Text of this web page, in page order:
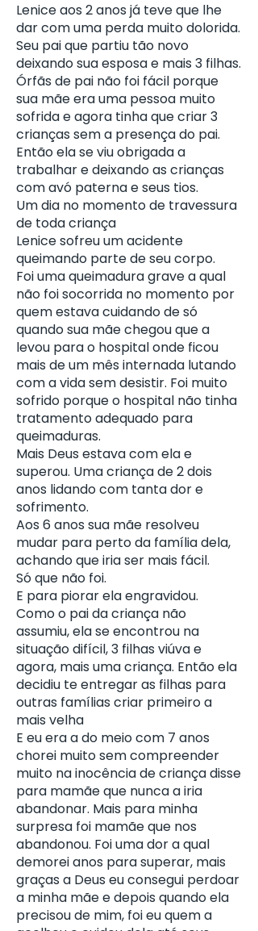
Lenice aos 2 anos já teve que lhe
dar com uma perda muito dolorida.
Seu pai que partiu tão novo
deixando sua esposa e mais 3 filhas.
Órfãs de pai não foi fácil porque
sua mãe era uma pessoa muito
sofrida e agora tinha que criar 3
crianças sem a presença do pai.
Então ela se viu obrigada a
trabalhar e deixando as crianças
com avó paterna e seus tios.
Um dia no momento de travessura
de toda criança
Lenice sofreu um acidente
queimando parte de seu corpo.
Foi uma queimadura grave a qual
não foi socorrida no momento por
quem estava cuidando de só
quando sua mãe chegou que a
levou para o hospital onde ficou
mais de um mês internada lutando
com a vida sem desistir. Foi muito
sofrido porque o hospital não tinha
tratamento adequado para
queimaduras.
Mais Deus estava com ela e
superou. Uma criança de 2 dois
anos lidando com tanta dor e
sofrimento.
Aos 6 anos sua mãe resolveu
mudar para perto da família dela,
achando que iria ser mais fácil.
Só que não foi.
E para piorar ela engravidou.
Como o pai da criança não
assumiu, ela se encontrou na
situação difícil, 3 filhas viúva e
agora, mais uma criança. Então ela
decidiu te entregar as filhas para
outras famílias criar primeiro a
mais velha
E eu era a do meio com 7 anos
chorei muito sem compreender
muito na inocência de criança disse
para mamãe que nunca a iria
abandonar. Mais para minha
surpresa foi mamãe que nos
abandonou. Foi uma dor a qual
demorei anos para superar, mais
graças a Deus eu consegui perdoar
a minha mãe e depois quando ela
precisou de mim, foi eu quem a